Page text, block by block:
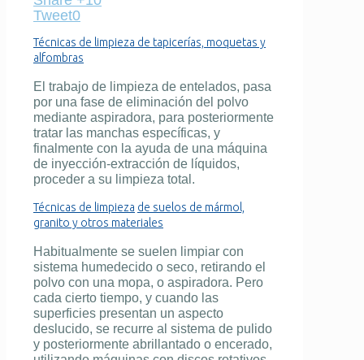
Tweet0
Técnicas de limpieza de tapicerías, moquetas y
alfombras
El trabajo de limpieza de entelados, pasa
por una fase de eliminación del polvo
mediante aspiradora, para posteriormente
tratar las manchas específicas, y
finalmente con la ayuda de una máquina
de inyección-extracción de líquidos,
proceder a su limpieza total.
Técnicas de limpieza de suelos de mármol,
granito y otros materiales
Habitualmente se suelen limpiar con
sistema humedecido o seco, retirando el
polvo con una mopa, o aspiradora. Pero
cada cierto tiempo, y cuando las
superficies presentan un aspecto
deslucido, se recurre al sistema de pulido
y posteriormente abrillantado o encerado,